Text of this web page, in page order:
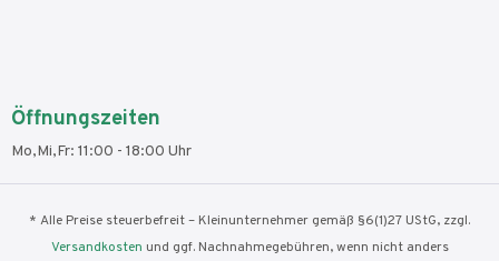
Öffnungszeiten
Mo,Mi,Fr: 11:00 - 18:00 Uhr
* Alle Preise steuerbefreit – Kleinunternehmer gemäß §6(1)27 UStG, zzgl.
Versandkosten und ggf. Nachnahmegebühren, wenn nicht anders